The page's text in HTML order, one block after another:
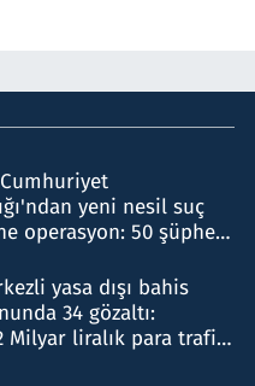
yeni nesil suç
operasyon: 50 şüpheli
yasa dışı bahis
34 gözaltı:
Milyar liralık para trafiği